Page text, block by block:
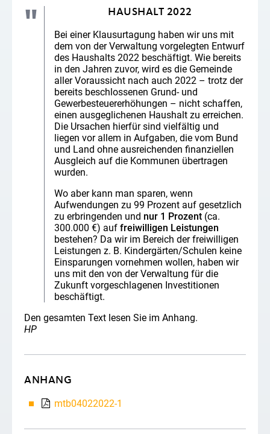
HAUSHALT 2022
Bei einer Klausurtagung haben wir uns mit
dem von der Verwaltung vorgelegten Entwurf
des Haushalts 2022 beschäftigt. Wie bereits
in den Jahren zuvor, wird es die Gemeinde
aller Voraussicht nach auch 2022 – trotz der
bereits beschlossenen Grund- und
Gewerbesteuererhöhungen – nicht schaffen,
einen ausgeglichenen Haushalt zu erreichen.
Die Ursachen hierfür sind vielfältig und
liegen vor allem in Aufgaben, die vom Bund
und Land ohne ausreichenden finanziellen
Ausgleich auf die Kommunen übertragen
wurden.
Wo aber kann man sparen, wenn
Aufwendungen zu 99 Prozent auf gesetzlich
zu erbringenden und nur 1 Prozent (ca.
300.000 €) auf freiwilligen Leistungen
bestehen? Da wir im Bereich der freiwilligen
Leistungen z. B. Kindergärten/Schulen keine
Einsparungen vornehmen wollen, haben wir
uns mit den von der Verwaltung für die
Zukunft vorgeschlagenen Investitionen
beschäftigt.
Den gesamten Text lesen Sie im Anhang.
HP
ANHANG
mtb04022022-1